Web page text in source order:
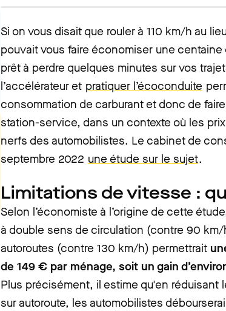
Si on vous disait que rouler à 110 km/h au
pouvait vous faire économiser une centaine
prêt à perdre quelques minutes sur vos
l’accélérateur et pratiquer l’écoconduite
consommation de carburant et donc de
station-service, dans un contexte où les
nerfs des automobilistes. Le cabinet de
septembre 2022 une étude sur le sujet.
Limitations de vitesse :
Selon l’économiste à l’origine de cette
à double sens de circulation (contre 90 km/
autoroutes (contre 130 km/h) permettrait
de 149 € par ménage, soit un gain
Plus précisément, il estime qu'en réduisant
sur autoroute, les automobilistes